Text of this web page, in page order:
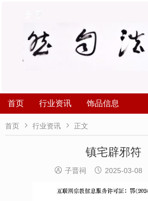
首页 行业资讯 饰品信息
首页  行业资讯  正文
镇宅辟邪符
 子晋祠  2025-03-08